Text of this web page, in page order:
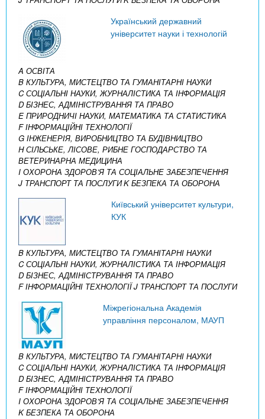
Український державний
університет науки і технологій
A ОСВІТА
B КУЛЬТУРА, МИСТЕЦТВО ТА ГУМАНІТАРНІ НАУКИ
C СОЦІАЛЬНІ НАУКИ, ЖУРНАЛІСТИКА ТА ІНФОРМАЦІЯ
D БІЗНЕС, АДМІНІСТРУВАННЯ ТА ПРАВО
E ПРИРОДНИЧІ НАУКИ, МАТЕМАТИКА ТА СТАТИСТИКА
F ІНФОРМАЦІЙНІ ТЕХНОЛОГІЇ
G ІНЖЕНЕРІЯ, ВИРОБНИЦТВО ТА БУДІВНИЦТВО
H СІЛЬСЬКЕ, ЛІСОВЕ, РИБНЕ ГОСПОДАРСТВО ТА
ВЕТЕРИНАРНА МЕДИЦИНА
I ОХОРОНА ЗДОРОВ’Я ТА СОЦІАЛЬНЕ ЗАБЕЗПЕЧЕННЯ
J ТРАНСПОРТ ТА ПОСЛУГИK БЕЗПЕКА ТА ОБОРОНА
Київський університет культури,
КУК
B КУЛЬТУРА, МИСТЕЦТВО ТА ГУМАНІТАРНІ НАУКИ
C СОЦІАЛЬНІ НАУКИ, ЖУРНАЛІСТИКА ТА ІНФОРМАЦІЯ
D БІЗНЕС, АДМІНІСТРУВАННЯ ТА ПРАВО
F ІНФОРМАЦІЙНІ ТЕХНОЛОГІЇJ ТРАНСПОРТ ТА ПОСЛУГИ
Міжрегіональна Академія
управління персоналом, МАУП
B КУЛЬТУРА, МИСТЕЦТВО ТА ГУМАНІТАРНІ НАУКИ
C СОЦІАЛЬНІ НАУКИ, ЖУРНАЛІСТИКА ТА ІНФОРМАЦІЯ
D БІЗНЕС, АДМІНІСТРУВАННЯ ТА ПРАВО
F ІНФОРМАЦІЙНІ ТЕХНОЛОГІЇ
I ОХОРОНА ЗДОРОВ’Я ТА СОЦІАЛЬНЕ ЗАБЕЗПЕЧЕННЯ
K БЕЗПЕКА ТА ОБОРОНА